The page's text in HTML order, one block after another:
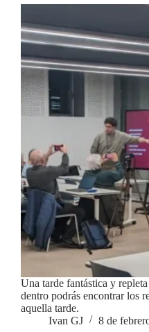
Una tarde fantástica y
dentro podrás encontrar los
aquella tarde.
Ivan GJ
8 de